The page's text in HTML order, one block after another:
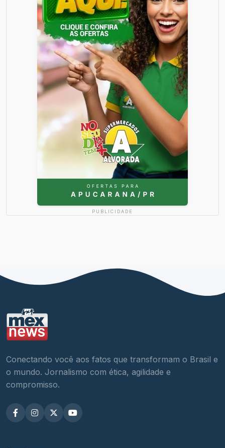
PUBLICIDADE
Conectando você aos fatos que transformam o Brasil e
o mundo. Jornalismo com ética, agilidade e
compromisso.